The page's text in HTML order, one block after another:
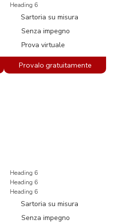
Heading 6
Sartoria su misura
Senza impegno
Prova virtuale
Heading 6
Heading 6
Heading 6
Sartoria su misura
Senza impegno